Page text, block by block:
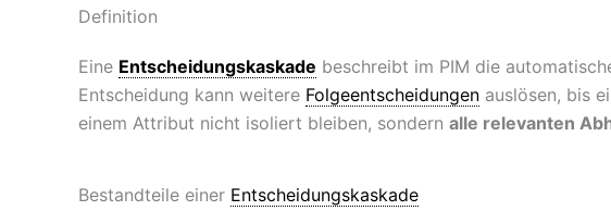
Definition
Eine Entscheidungskaskade beschreibt im PIM die
Entscheidung kann weitere Folgeentscheidungen auslösen, bis
einem Attribut nicht isoliert bleiben, sondern alle relevanten
Bestandteile einer Entscheidungskaskade